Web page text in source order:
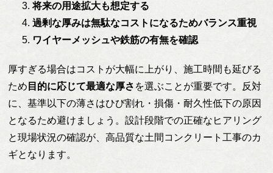
将来の用途拡大も想定する
過剰な厚みは無駄なコストになるためバランス重視
ワイヤーメッシュや鉄筋の有無を確認
厚すぎる場合はコストが大幅に上がり、施工時間も延びる
ため 目的に応じて最適な厚さ を選ぶことが重要です。反対
に、基準以下の薄さはひび割れ・損傷・耐久性低下の原因
となるため避けましょう。設計段階での正確なヒアリング
と現場状況の確認が、高品質な土間コンクリート工事のカ
ギとなります。